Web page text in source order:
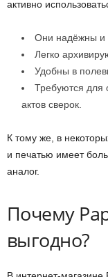
активно
Они надёжны и
Легко
Удобны в
Требуются для
актов сверок.
К тому же, в
и печатью имеет
аналог.
Почему
выгодно?